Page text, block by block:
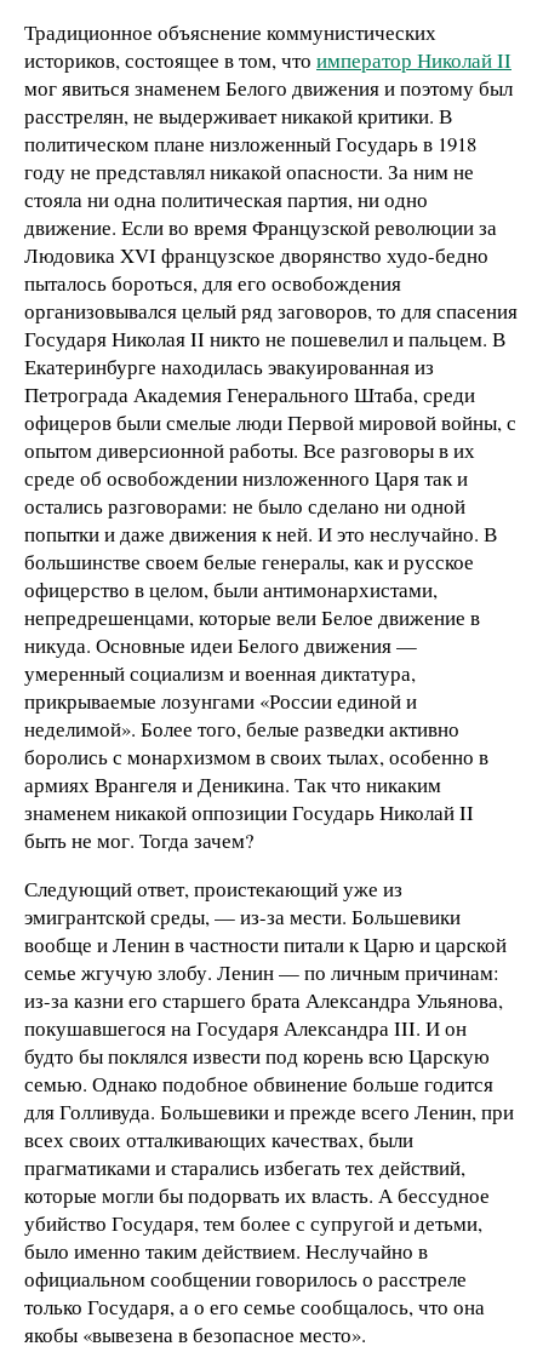
Традиционное объяснение коммунистических
историков, состоящее в том, что император Николай ΙΙ
мог явиться знаменем Белого движения и поэтому был
расстрелян, не выдерживает никакой критики. В
политическом плане низложенный Государь в 1918
году не представлял никакой опасности. За ним не
стояла ни одна политическая партия, ни одно
движение. Если во время Французской революции за
Людовика ΧVI французское дворянство худо-бедно
пыталось бороться, для его освобождения
организовывался целый ряд заговоров, то для спасения
Государя Николая ΙΙ никто не пошевелил и пальцем. В
Екатеринбурге находилась эвакуированная из
Петрограда Академия Генерального Штаба, среди
офицеров были смелые люди Первой мировой войны, с
опытом диверсионной работы. Все разговоры в их
среде об освобождении низложенного Царя так и
остались разговорами: не было сделано ни одной
попытки и даже движения к ней. И это неслучайно. В
большинстве своем белые генералы, как и русское
офицерство в целом, были антимонархистами,
непредрешенцами, которые вели Белое движение в
никуда. Основные идеи Белого движения —
умеренный социализм и военная диктатура,
прикрываемые лозунгами «России единой и
неделимой». Более того, белые разведки активно
боролись с монархизмом в своих тылах, особенно в
армиях Врангеля и Деникина. Так что никаким
знаменем никакой оппозиции Государь Николай ΙΙ
быть не мог. Тогда зачем?
Следующий ответ, проистекающий уже из
эмигрантской среды, — из-за мести. Большевики
вообще и Ленин в частности питали к Царю и царской
семье жгучую злобу. Ленин — по личным причинам:
из-за казни его старшего брата Александра Ульянова,
покушавшегося на Государя Александра IΙΙ. И он
будто бы поклялся извести под корень всю Царскую
семью. Однако подобное обвинение больше годится
для Голливуда. Большевики и прежде всего Ленин, при
всех своих отталкивающих качествах, были
прагматиками и старались избегать тех действий,
которые могли бы подорвать их власть. А бессудное
убийство Государя, тем более с супругой и детьми,
было именно таким действием. Неслучайно в
официальном сообщении говорилось о расстреле
только Государя, а о его семье сообщалось, что она
якобы «вывезена в безопасное место».